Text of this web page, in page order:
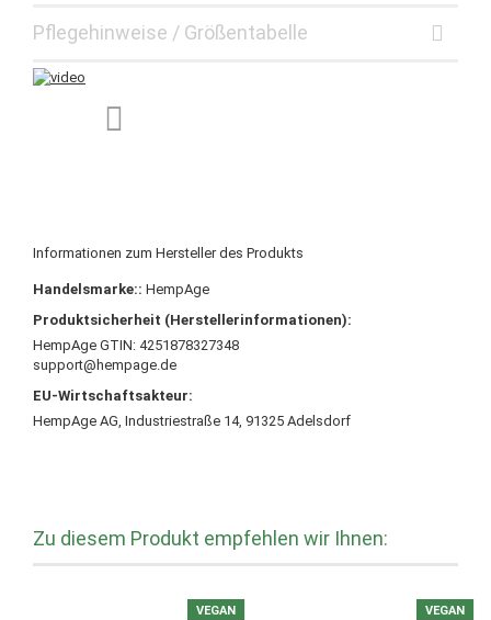
Pflegehinweise / Größentabelle
Informationen zum Hersteller des Produkts
Handelsmarke:: HempAge
Produktsicherheit (Herstellerinformationen):
HempAge GTIN: 4251878327348
support@hempage.de
EU-Wirtschaftsakteur:
HempAge AG, Industriestraße 14, 91325 Adelsdorf
Zu diesem Produkt empfehlen wir Ihnen:
VEGAN VEGAN